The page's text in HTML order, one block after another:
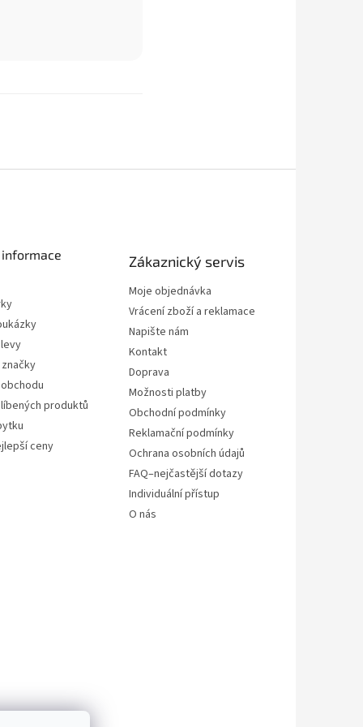
produktů
ceny
Zákaznický servis
Moje objednávka
Vrácení zboží a reklamace
Napište nám
Kontakt
Doprava
Možnosti platby
Obchodní podmínky
Reklamační podmínky
Ochrana osobních údajů
FAQ–nejčastější dotazy
Individuální přístup
O nás